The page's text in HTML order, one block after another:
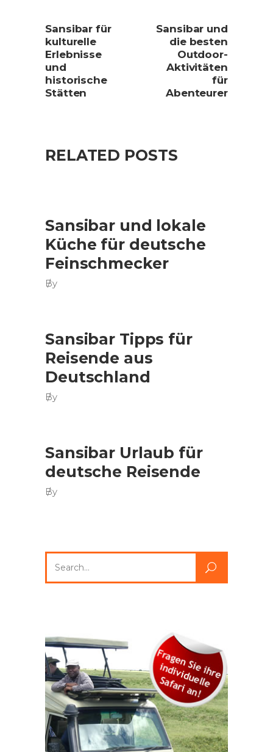
Sansibar für
kulturelle
Erlebnisse
und
historische
Stätten
Sansibar und
die besten
Outdoor-
Aktivitäten
für
Abenteurer
RELATED POSTS
Sansibar und lokale
Küche für deutsche
Feinschmecker
By
Sansibar Tipps für
Reisende aus
Deutschland
By
Sansibar Urlaub für
deutsche Reisende
By
for: